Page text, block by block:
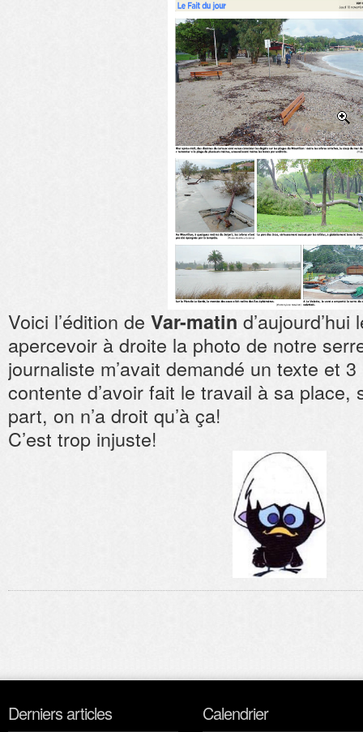
Voici l’édition de Var-matin
apercevoir à droite la photo de notre
journaliste m’avait demandé un texte et
contente d’avoir fait le travail à sa place,
part, on n’a droit qu’à ça!
C’est trop injuste!
Derniers articles Calendrier